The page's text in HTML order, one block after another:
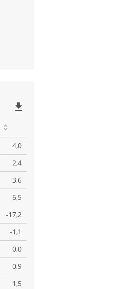
file_download
4,0
2,4
3,6
6,5
-17,2
-1,1
0,0
0,9
1,5